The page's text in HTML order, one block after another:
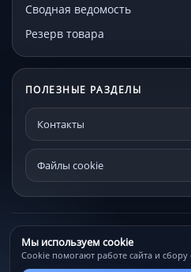
Мы используем cookie
Cookie помогают работе сайта и сбору
Сводная ведомость
Резерв товара
ПОЛЕЗНЫЕ РАЗДЕЛЫ
Контакты
Файлы cookie
© МЕКО - мебельная фурнитура и
Петербург, Проспект
Контакты